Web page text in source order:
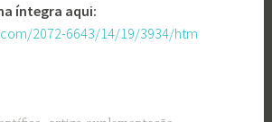
íntegra aqui:
2072-6643/14/19/3934/htm